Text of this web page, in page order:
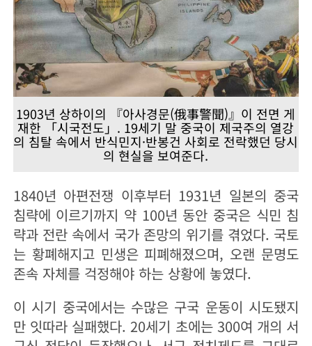
1903년 상하이의 『아사경문(俄事警聞)』이 전면 게
재한 「시국전도」. 19세기 말 중국이 제국주의 열강
의 침탈 속에서 반식민지·반봉건 사회로 전락했던 당시
의 현실을 보여준다.
1840년 아편전쟁 이후부터 1931년 일본의 중국
침략에 이르기까지 약 100년 동안 중국은 식민 침
략과 전란 속에서 국가 존망의 위기를 겪었다. 국토
는 황폐해지고 민생은 피폐해졌으며, 오랜 문명도
존속 자체를 걱정해야 하는 상황에 놓였다.
이 시기 중국에서는 수많은 구국 운동이 시도됐지
만 잇따라 실패했다. 20세기 초에는 300여 개의 서